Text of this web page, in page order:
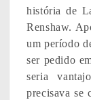
história de
Renshaw.
um período
ser pedido
seria
precisava se